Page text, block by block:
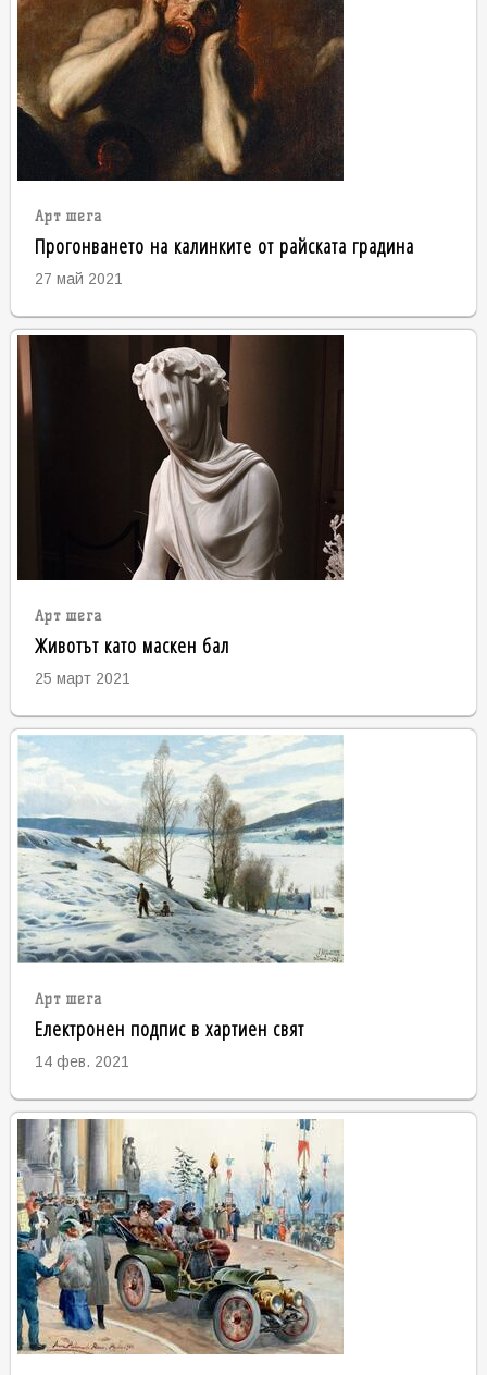
Арт шега
Прогонването на калинките от райската градина
27 май 2021
Арт шега
Животът като маскен бал
25 март 2021
Арт шега
Електронен подпис в хартиен свят
14 фев. 2021